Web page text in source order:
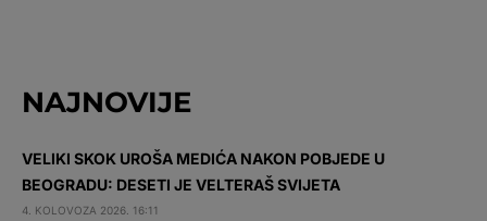
NAJNOVIJE
VELIKI SKOK UROŠA MEDIĆA NAKON POBJEDE U
BEOGRADU: DESETI JE VELTERAŠ SVIJETA
4. KOLOVOZA 2026. 16:11